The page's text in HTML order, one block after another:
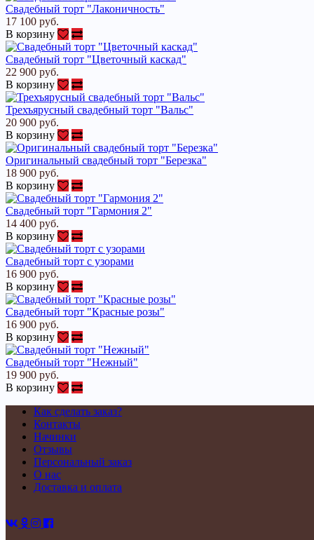
Свадебный торт "Лаконичность"
17 100 руб.
В корзину
Свадебный торт "Цветочный каскад"
22 900 руб.
В корзину
Трехъярусный свадебный торт "Вальс"
20 900 руб.
В корзину
Оригинальный свадебный торт "Березка"
18 900 руб.
В корзину
Свадебный торт "Гармония 2"
14 400 руб.
В корзину
Свадебный торт с узорами
16 900 руб.
В корзину
Свадебный торт "Красные розы"
16 900 руб.
В корзину
Свадебный торт "Нежный"
19 900 руб.
В корзину
Как сделать заказ?
Контакты
Начинки
Отзывы
Персональный заказ
О нас
Доставка и оплата